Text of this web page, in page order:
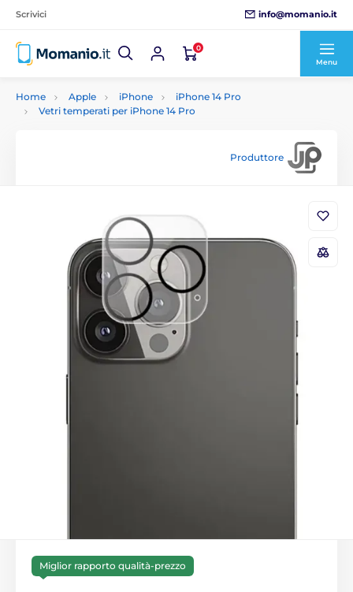
Scrivici info@momanio.it
0
Menu
Home Apple iPhone
iPhone 14 Pro
Vetri temperati per iPhone 14 Pro
Produttore
Miglior rapporto qualità-prezzo